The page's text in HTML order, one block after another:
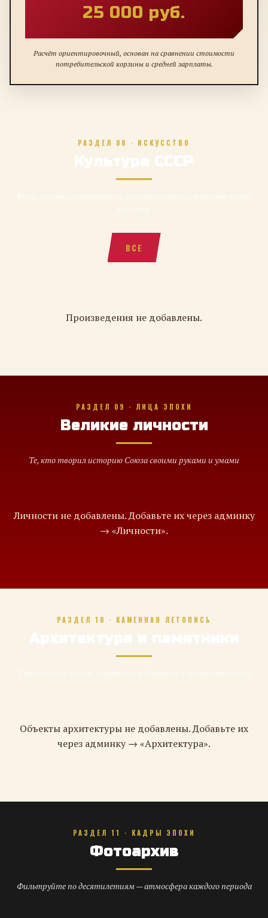
25 000 руб.
Расчёт ориентировочный, основан на сравнении стоимости
потребительской корзины и средней зарплаты.
РАЗДЕЛ 08 · ИСКУССТВО
Культура СССР
ВСЕ
Произведения не добавлены.
РАЗДЕЛ 09 · ЛИЦА ЭПОХИ
Великие личности
Те, кто творил историю Союза своими руками и умами
Личности не добавлены. Добавьте их через админку
→ «Личности».
РАЗДЕЛ 10 · КАМЕННАЯ ЛЕТОПИСЬ
Архитектура и памятники
Объекты архитектуры не добавлены. Добавьте их
через админку → «Архитектура».
РАЗДЕЛ 11 · КАДРЫ ЭПОХИ
Фотоархив
Фильтруйте по десятилетиям — атмосфера каждого периода